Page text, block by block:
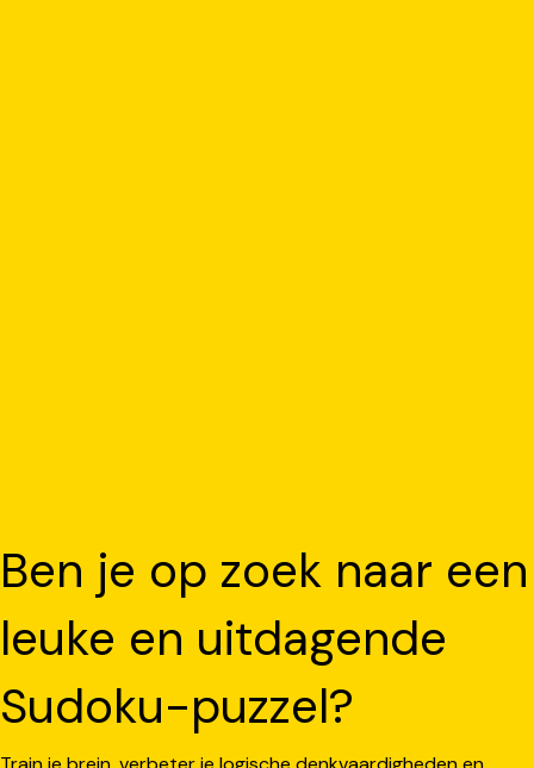
Ben je op zoek naar een
leuke en uitdagende
Sudoku-puzzel?